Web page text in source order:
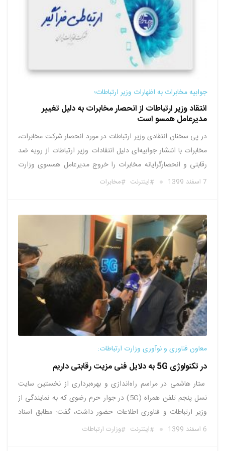
جوابیه مخابرات به اظهارات وزیر ارتباطات؛
انتقاد وزیر ارتباطات از انحصار مخابرات به دلیل تغییر
مدیرعامل همسو است
در پی سخنان انتقادی وزیر ارتباطات در مورد انحصار شرکت مخابرات،
مخابرات با انتشار جوابیه‌ای دلیل انتقادات وزیر ارتباطات از رویه ضد
رقابتی و انحصارگرایانه مخابرات را خروج مدیرعامل همسوی وزارت
ارتباطات از مجموعه مخابرات دانست. به گزارش وبنا متن این جوابیه
7 اسفند 1399 اینترنت مخابرات
معاون فناوری و نوآوری وزارت ارتباطات:
در تکنولوژی 5G به دلایل فنی مزیت رقابتی داریم
ستار هاشمی در مراسم راه‌اندازی و بهره‌برداری از نخستین سایت
نسل پنجم تلفن همراه (5G) در جوار حرم رضوی که به نمایندگی از
وزیر ارتباطات و فناوری اطلاعات حضور داشت، گفت: مطابق اسناد
بالادستی و طرح کلان و معماری شبکه ملی اطلاعات مکلف به آن
6 اسفند 1399 اینترنت وزارت ارتباطات